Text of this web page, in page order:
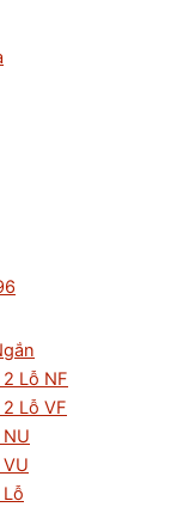
Lỗ NF
Lỗ VF